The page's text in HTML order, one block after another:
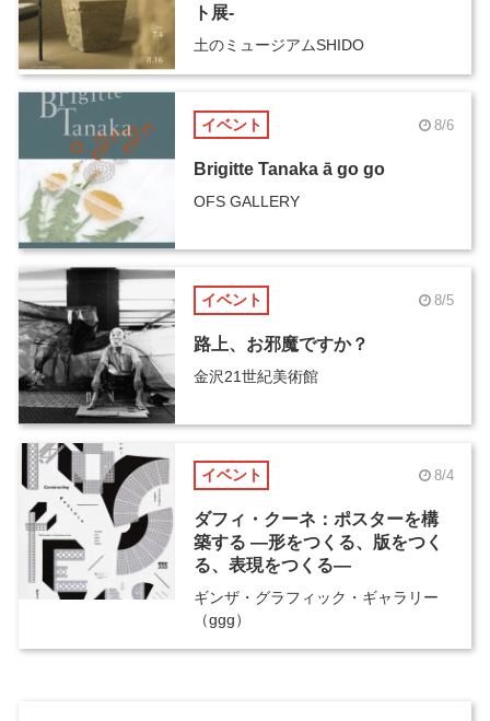
ト展-
土のミュージアムSHIDO
イベント 8/6
Brigitte Tanaka ā go go
OFS GALLERY
イベント 8/5
路上、お邪魔ですか？
金沢21世紀美術館
イベント 8/4
ダフィ・クーネ：ポスターを構
築する ―形をつくる、版をつく
る、表現をつくる―
ギンザ・グラフィック・ギャラリー
（ggg）